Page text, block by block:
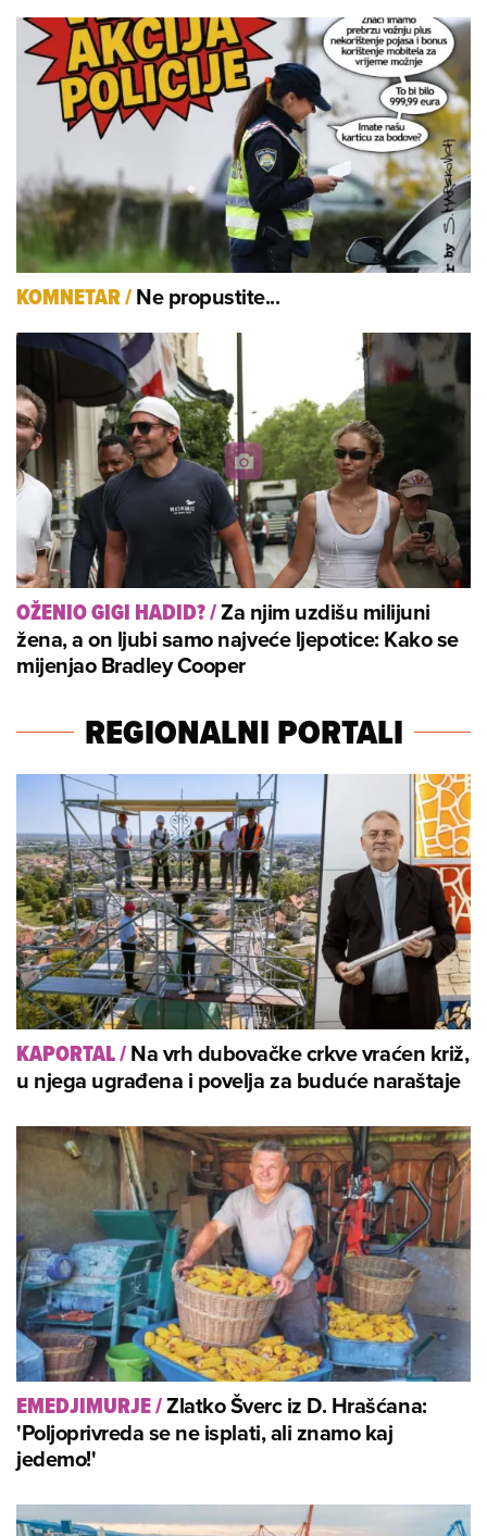
KOMNETAR/Ne propustite...
OŽENIO GIGI HADID?/Za njim uzdišu milijuni
žena, a on ljubi samo najveće ljepotice: Kako se
mijenjao Bradley Cooper
REGIONALNI PORTALI
KAPORTAL/Na vrh dubovačke crkve vraćen križ,
u njega ugrađena i povelja za buduće naraštaje
EMEDJIMURJE/Zlatko Šverc iz D. Hrašćana:
'Poljoprivreda se ne isplati, ali znamo kaj
jedemo!'